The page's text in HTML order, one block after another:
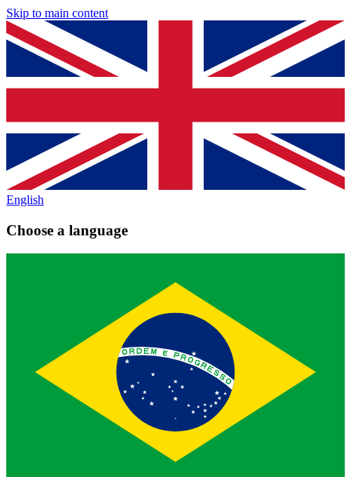
Skip to main content
English
Choose a language